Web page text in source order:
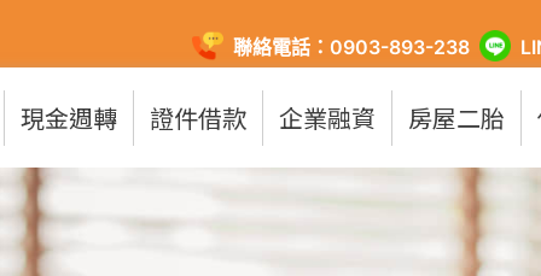
聯絡電話：0903-893-238
現金週轉 證件借款 企業融資 房屋二胎